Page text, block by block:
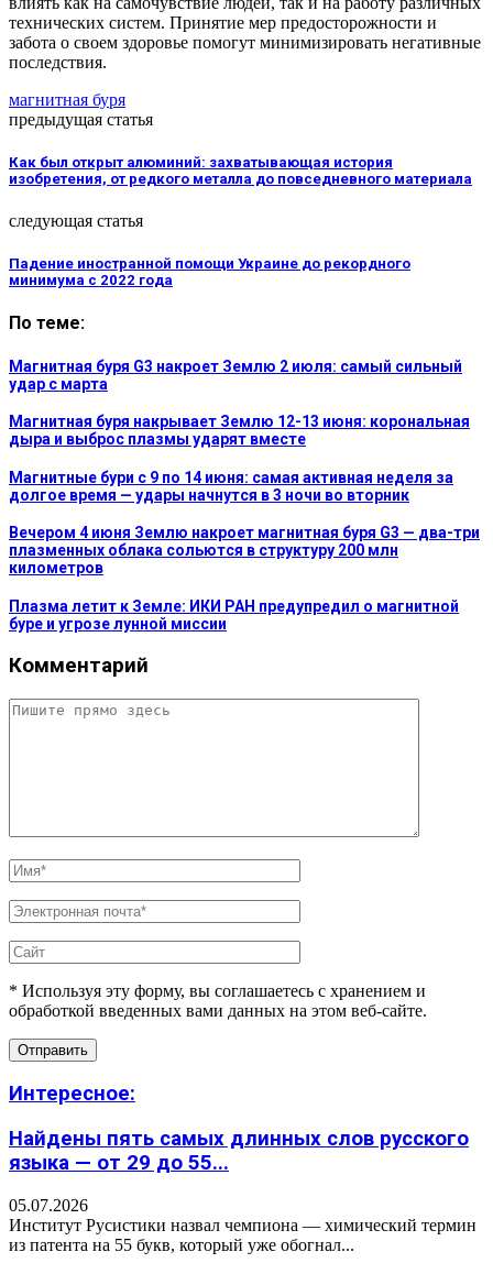
технических систем. Принятие мер предосторожности и
забота о своем здоровье помогут минимизировать негативные
последствия.
магнитная буря
предыдущая статья
Как был открыт алюминий: захватывающая история
изобретения, от редкого металла до повседневного материала
следующая статья
Падение иностранной помощи Украине до рекордного
минимума с 2022 года
По теме:
Магнитная буря G3 накроет Землю 2 июля: самый сильный
удар с марта
Магнитная буря накрывает Землю 12-13 июня: корональная
дыра и выброс плазмы ударят вместе
Магнитные бури с 9 по 14 июня: самая активная неделя за
долгое время — удары начнутся в 3 ночи во вторник
Вечером 4 июня Землю накроет магнитная буря G3 — два-три
плазменных облака сольются в структуру 200 млн
километров
Плазма летит к Земле: ИКИ РАН предупредил о магнитной
буре и угрозе лунной миссии
Комментарий
* Используя эту форму, вы соглашаетесь с хранением и
обработкой введенных вами данных на этом веб-сайте.
Интересное:
Найдены пять самых длинных слов русского
языка — от 29 до 55...
05.07.2026
Институт Русистики назвал чемпиона — химический термин
из патента на 55 букв, который уже обогнал...